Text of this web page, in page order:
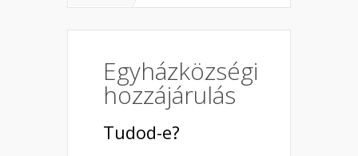
Egyházközségi
hozzájárulás
Tudod-e?